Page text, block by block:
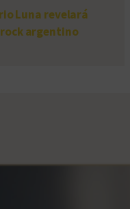
Luna revelará
argentino